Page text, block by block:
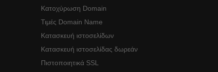
Κατοχύρωση Domain
Τιμές Domain Name
Κατασκευή ιστοσελίδων
Κατασκευή ιστοσελίδας δωρεάν
Πιστοποιητικά SSL